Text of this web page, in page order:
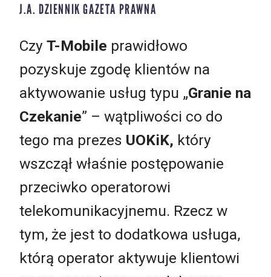
J.A. DZIENNIK GAZETA PRAWNA
Czy T-Mobile prawidłowo
pozyskuje zgodę klientów na
aktywowanie usług typu „Granie na
Czekanie” – wątpliwości co do
tego ma prezes UOKiK, który
wszczął właśnie postępowanie
przeciwko operatorowi
telekomunikacyjnemu. Rzecz w
tym, że jest to dodatkowa usługa,
którą operator aktywuje klientowi